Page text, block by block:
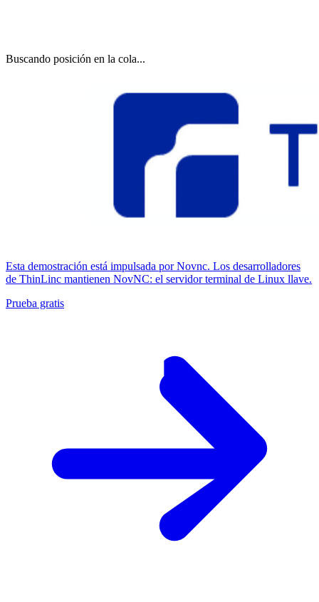
Buscando posición en la cola...
Esta demostración está impulsada por Novnc. Los desarrolladores
de ThinLinc mantienen NovNC: el servidor terminal de Linux llave.
Prueba gratis